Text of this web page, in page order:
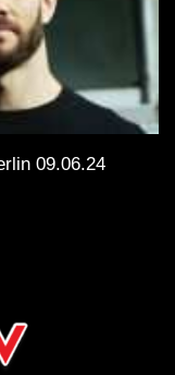
09.06.24